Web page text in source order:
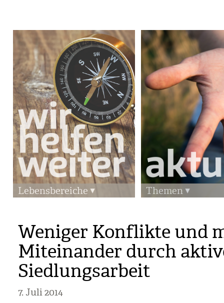
Lebensbereiche Themen
Weniger Konflikte und
Miteinander durch
Siedlungsarbeit
7. Juli 2014